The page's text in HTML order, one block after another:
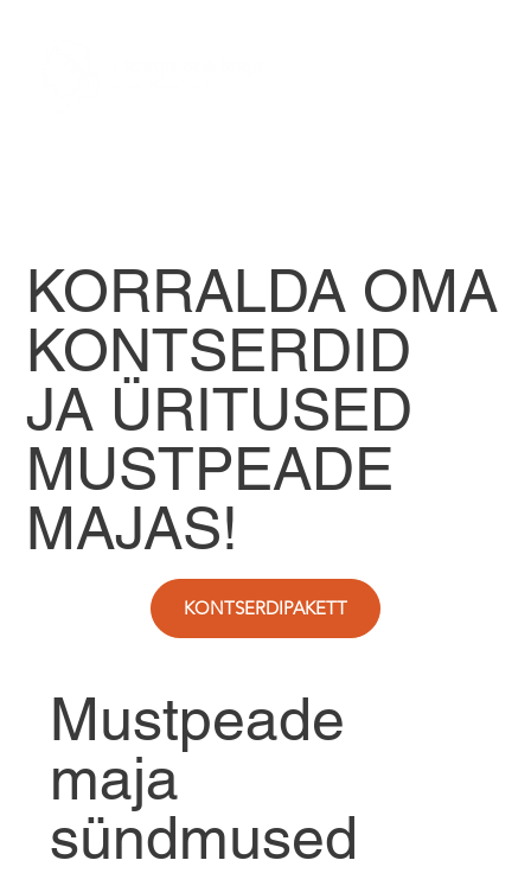
Mustpeade
maja
sündmused
KORRALDA OMA
KONTSERDID
JA ÜRITUSED
MUSTPEADE
MAJAS!
KONTSERDIPAKETT